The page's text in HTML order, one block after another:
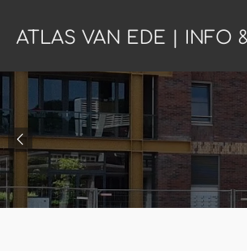
direct
de
hoofdinhoud
ATLAS VAN EDE | INFO